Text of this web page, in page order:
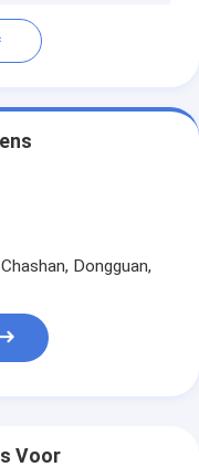
Dongguan,
Voor